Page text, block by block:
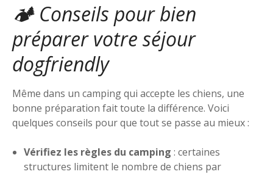
🏕️ Conseils pour bien
préparer votre séjour
dogfriendly
Même dans un camping qui accepte les chiens, une
bonne préparation fait toute la différence. Voici
quelques conseils pour que tout se passe au mieux :
Vérifiez les règles du camping : certaines
structures limitent le nombre de chiens par